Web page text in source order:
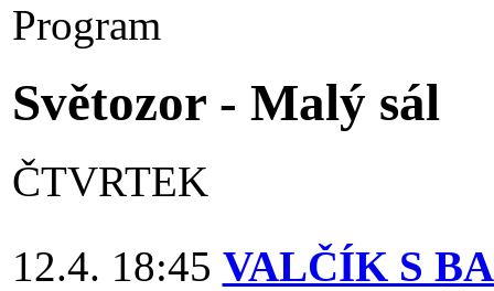
Program
Světozor - Malý sál
ČTVRTEK
12.4. 18:45 VALČÍK S